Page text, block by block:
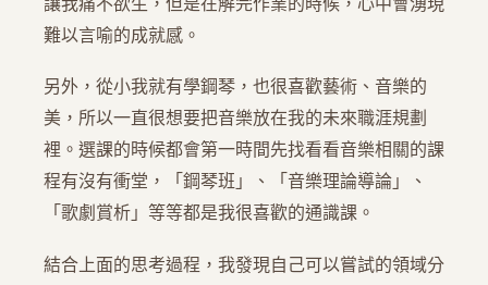
難以言喻的成就感。
另外，從小我就有學鋼琴，也很喜歡藝術、音樂的
美，所以一直很想要把音樂放在我的未來職涯規劃
裡。選課的時候都會第一時間先找看看音樂相關的課
程有沒有衝堂，「鋼琴班」、「音樂理論導論」、
「歌劇賞析」等等都是我很喜歡的通識課。
結合上面的思考過程，我發現自己可以嘗試的領域分